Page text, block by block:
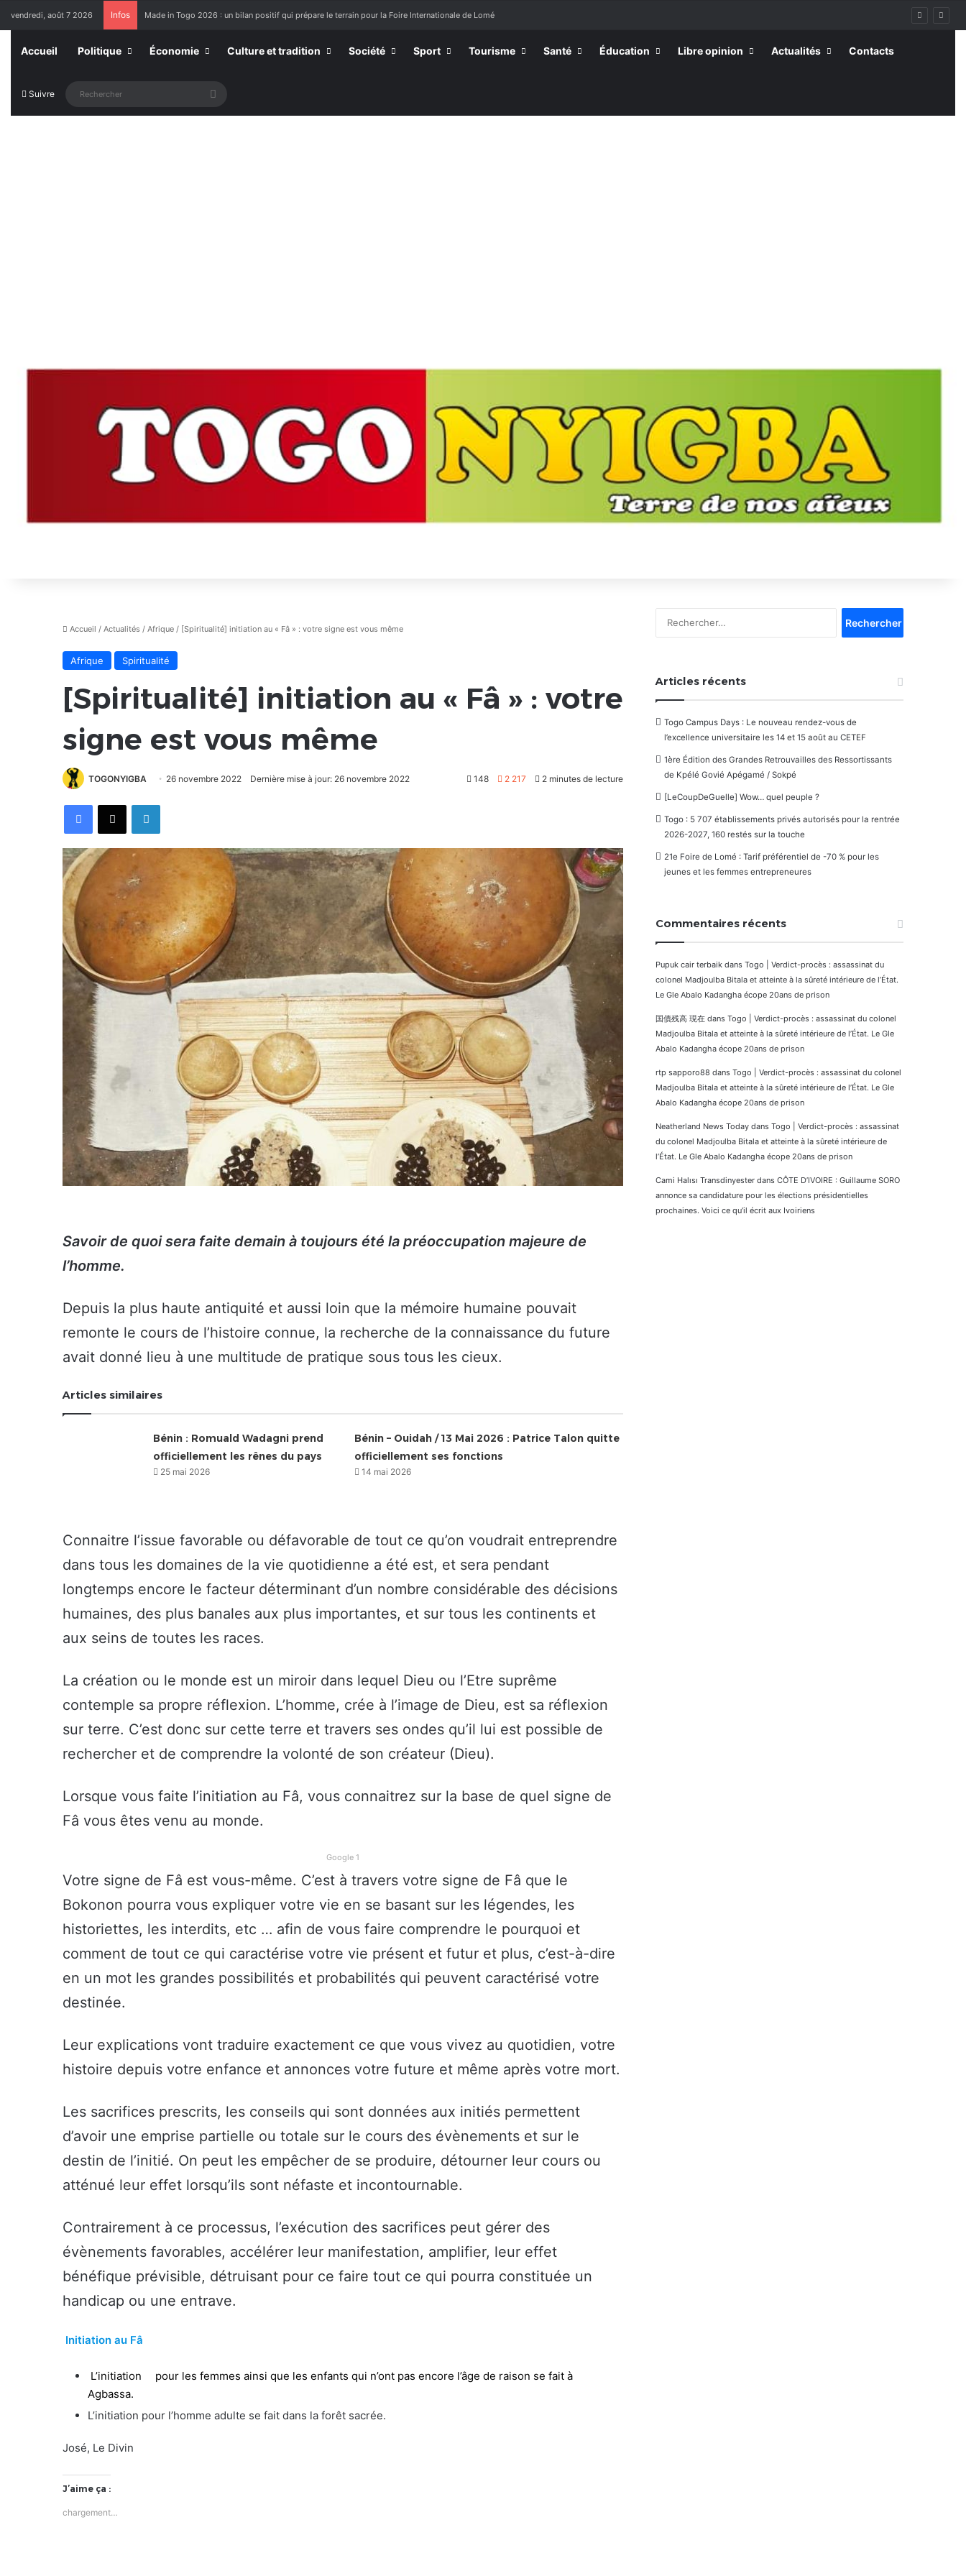
vendredi, août 7 2026 Infos Made in Togo 2026 : un bilan positif qui prépare le terrain pour la Foire Internationale de Lomé
Accueil Politique Économie Culture et tradition Société Sport Tourisme Santé Éducation Libre opinion Actualités Contacts
Suivre Rechercher
Accueil / Actualités / Afrique / [Spiritualité] initiation au « Fâ » : votre signe est vous même
Afrique Spiritualité
[Spiritualité] initiation au « Fâ » : votre
signe est vous même
TOGONYIGBA 26 novembre 2022 Dernière mise à jour: 26 novembre 2022 148 2 217 2 minutes de lecture
FacebookX Linkedin
Savoir de quoi sera faite demain à toujours été la préoccupation majeure de
l’homme.
Depuis la plus haute antiquité et aussi loin que la mémoire humaine pouvait
remonte le cours de l’histoire connue, la recherche de la connaissance du future
avait donné lieu à une multitude de pratique sous tous les cieux.
Articles similaires
Bénin : Romuald Wadagni prend
officiellement les rênes du pays
25 mai 2026
Bénin – Ouidah / 13 Mai 2026 : Patrice Talon quitte
officiellement ses fonctions
14 mai 2026
Connaitre l’issue favorable ou défavorable de tout ce qu’on voudrait entreprendre
dans tous les domaines de la vie quotidienne a été est, et sera pendant
longtemps encore le facteur déterminant d’un nombre considérable des décisions
humaines, des plus banales aux plus importantes, et sur tous les continents et
aux seins de toutes les races.
La création ou le monde est un miroir dans lequel Dieu ou l’Etre suprême
contemple sa propre réflexion. L’homme, crée à l’image de Dieu, est sa réflexion
sur terre. C’est donc sur cette terre et travers ses ondes qu’il lui est possible de
rechercher et de comprendre la volonté de son créateur (Dieu).
Lorsque vous faite l’initiation au Fâ, vous connaitrez sur la base de quel signe de
Fâ vous êtes venu au monde.
Google 1
Votre signe de Fâ est vous-même. C’est à travers votre signe de Fâ que le
Bokonon pourra vous expliquer votre vie en se basant sur les légendes, les
historiettes, les interdits, etc … afin de vous faire comprendre le pourquoi et
comment de tout ce qui caractérise votre vie présent et futur et plus, c’est-à-dire
en un mot les grandes possibilités et probabilités qui peuvent caractérisé votre
destinée.
Leur explications vont traduire exactement ce que vous vivez au quotidien, votre
histoire depuis votre enfance et annonces votre future et même après votre mort.
Les sacrifices prescrits, les conseils qui sont données aux initiés permettent
d’avoir une emprise partielle ou totale sur le cours des évènements et sur le
destin de l’initié. On peut les empêcher de se produire, détourner leur cours ou
atténué leur effet lorsqu’ils sont néfaste et incontournable.
Contrairement à ce processus, l’exécution des sacrifices peut gérer des
évènements favorables, accélérer leur manifestation, amplifier, leur effet
bénéfique prévisible, détruisant pour ce faire tout ce qui pourra constituée un
handicap ou une entrave.
Initiation au Fâ
L’initiation
pour les femmes ainsi que les enfants qui n’ont pas encore l’âge de raison se fait à
Agbassa.
L’initiation pour l’homme adulte se fait dans la forêt sacrée.
José, Le Divin
J’aime ça :
chargement…
Articles récents
Togo Campus Days : Le nouveau rendez-vous de
l’excellence universitaire les 14 et 15 août au CETEF
1ère Édition des Grandes Retrouvailles des Ressortissants
de Kpélé Govié Apégamé / Sokpé
[LeCoupDeGuelle] Wow… quel peuple ?
Togo : 5 707 établissements privés autorisés pour la rentrée
2026-2027, 160 restés sur la touche
21e Foire de Lomé : Tarif préférentiel de -70 % pour les
jeunes et les femmes entrepreneures
Commentaires récents
Pupuk cair terbaik dans Togo | Verdict-procès : assassinat du
colonel Madjoulba Bitala et atteinte à la sûreté intérieure de l’État.
Le Gle Abalo Kadangha écope 20ans de prison
国債残高 現在 dans Togo | Verdict-procès : assassinat du colonel
Madjoulba Bitala et atteinte à la sûreté intérieure de l’État. Le Gle
Abalo Kadangha écope 20ans de prison
rtp sapporo88 dans Togo | Verdict-procès : assassinat du colonel
Madjoulba Bitala et atteinte à la sûreté intérieure de l’État. Le Gle
Abalo Kadangha écope 20ans de prison
Neatherland News Today dans Togo | Verdict-procès : assassinat
du colonel Madjoulba Bitala et atteinte à la sûreté intérieure de
l’État. Le Gle Abalo Kadangha écope 20ans de prison
Cami Halısı Transdinyester dans CÔTE D’IVOIRE : Guillaume SORO
annonce sa candidature pour les élections présidentielles
prochaines. Voici ce qu’il écrit aux Ivoiriens